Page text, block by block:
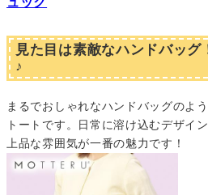
見た目は素敵なハンドバッグ
♪
まるでおしゃれなハンドバッグのよ
トートです。日常に溶け込むデザイ
上品な雰囲気が一番の魅力です！